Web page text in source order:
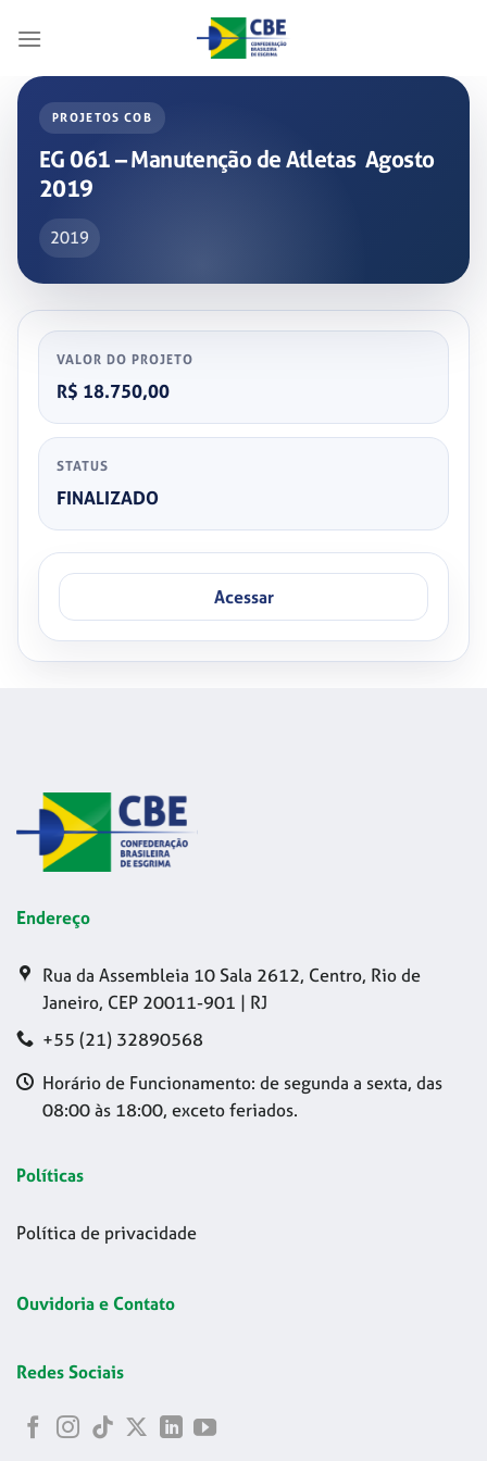
PROJETOS COB
EG 061 – Manutenção de Atletas ­ Agosto
2019
2019
VALOR DO PROJETO
R$ 18.750,00
STATUS
FINALIZADO
Acessar
Endereço
Rua da Assembleia 10 Sala 2612, Centro, Rio de
Janeiro, CEP 20011-901 | RJ
+55 (21) 32890568
Horário de Funcionamento: de segunda a sexta, das
08:00 às 18:00, exceto feriados.
Políticas
Política de privacidade
Ouvidoria e Contato
Redes Sociais